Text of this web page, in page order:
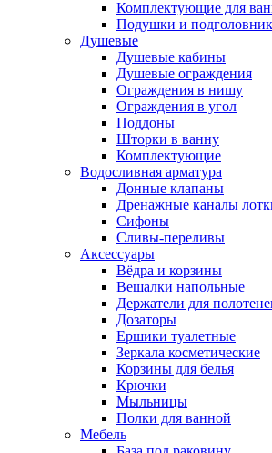
Комплектующие для
Подушки и
Душевые
Душевые кабины
Душевые ограждения
Ограждения в нишу
Ограждения в угол
Поддоны
Шторки в ванну
Комплектующие
Водосливная арматура
Донные клапаны
Дренажные каналы
Сифоны
Сливы-переливы
Аксессуары
Вёдра и корзины
Вешалки напольные
Держатели для
Дозаторы
Ершики туалетные
Зеркала косметические
Корзины для белья
Крючки
Мыльницы
Полки для ванной
Мебель